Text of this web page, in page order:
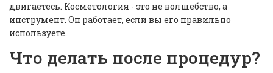
двигаетесь. Косметология - это не волшебство, а
инструмент. Он работает, если вы его правильно
используете.
Что делать после процедур?